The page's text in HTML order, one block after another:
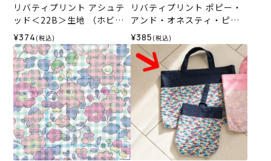
リバティプリント アシュテ
ッド＜22B＞生地 （ホビー
ラホビーレオリジナル）202
6SS
¥374 (税込)
リバティプリント ポピー・
アンド・オネスティ・ピー
ター＜01P＞生地 （ホビー
ラホビーレオリジナル）202
6SS
¥385 (税込)